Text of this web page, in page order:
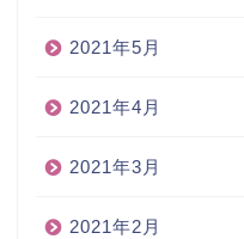
2021年5月
2021年4月
2021年3月
2021年2月